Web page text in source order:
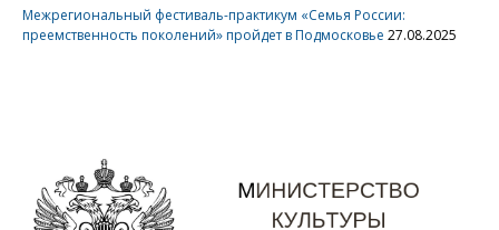
Межрегиональный фестиваль-практикум «Семья России:
преемственность поколений» пройдет в Подмосковье 27.08.2025